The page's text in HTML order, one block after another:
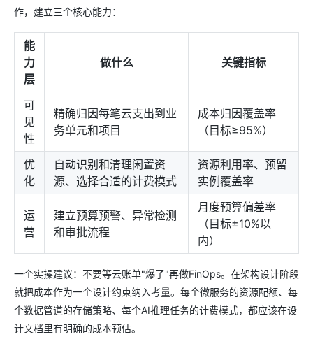
作，建立三个核心能力：
能
力
层
做什么 关键指标
可
见
性
精确归因每笔云支出到业
务单元和项目
成本归因覆盖率
（目标≥95%）
优
化
自动识别和清理闲置资
源、选择合适的计费模式
资源利用率、预留
实例覆盖率
运
营
建立预算预警、异常检测
和审批流程
月度预算偏差率
（目标±10%以
内）
一个实操建议：不要等云账单"爆了"再做FinOps。在架构设计阶段
就把成本作为一个设计约束纳入考量。每个微服务的资源配额、每
个数据管道的存储策略、每个AI推理任务的计费模式，都应该在设
计文档里有明确的成本预估。